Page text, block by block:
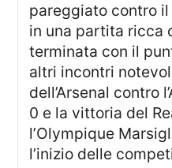
pareggiato contro
in una partita ricca
terminata con il
altri incontri
dell’Arsenal contro
0 e la vittoria del
l’Olympique
l’inizio delle